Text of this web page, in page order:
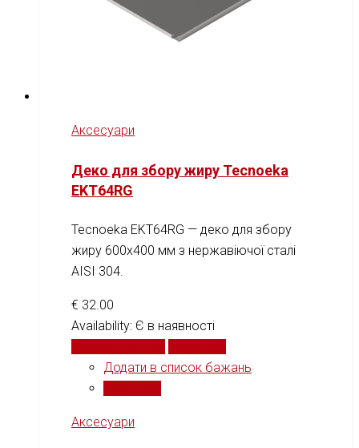
Аксесуари
Деко для збору жиру Tecnoeka
EKT64RG
Tecnoeka EKT64RG — деко для збору
жиру 600x400 мм з нержавіючої сталі
AISI 304.
€ 32.00
Availability: Є в наявності
Додати в список бажань
Аксесуари